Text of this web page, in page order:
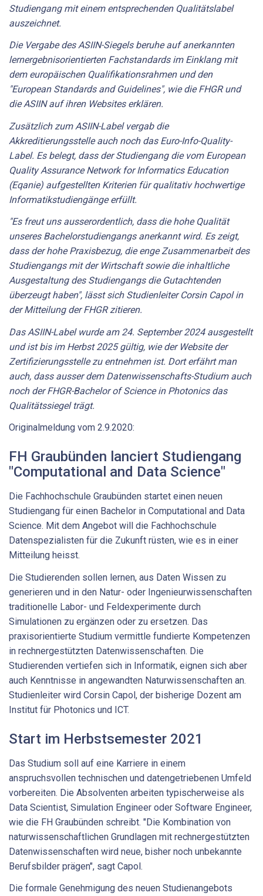
Studiengang mit einem entsprechenden Qualitätslabel
auszeichnet.
Die Vergabe des ASIIN-Siegels beruhe auf anerkannten
lernergebnisorientierten Fachstandards im Einklang mit
dem europäischen Qualifikationsrahmen und den
"European Standards and Guidelines", wie die FHGR und
die ASIIN auf ihren Websites erklären.
Zusätzlich zum ASIIN-Label vergab die
Akkreditierungsstelle auch noch das Euro-Info-Quality-
Label. Es belegt, dass der Studiengang die vom European
Quality Assurance Network for Informatics Education
(Eqanie) aufgestellten Kriterien für qualitativ hochwertige
Informatikstudiengänge erfüllt.
"Es freut uns ausserordentlich, dass die hohe Qualität
unseres Bachelorstudiengangs anerkannt wird. Es zeigt,
dass der hohe Praxisbezug, die enge Zusammenarbeit des
Studiengangs mit der Wirtschaft sowie die inhaltliche
Ausgestaltung des Studiengangs die Gutachtenden
überzeugt haben", lässt sich Studienleiter Corsin Capol in
der Mitteilung der FHGR zitieren.
Das ASIIN-Label wurde am 24. September 2024 ausgestellt
und ist bis im Herbst 2025 gültig, wie der Website der
Zertifizierungsstelle zu entnehmen ist. Dort erfährt man
auch, dass ausser dem Datenwissenschafts-Studium auch
noch der FHGR-Bachelor of Science in Photonics das
Qualitätssiegel trägt.
Originalmeldung vom 2.9.2020:
FH Graubünden lanciert Studiengang
"Computational and Data Science"
Die Fachhochschule Graubünden startet einen neuen
Studiengang für einen Bachelor in Computational and Data
Science. Mit dem Angebot will die Fachhochschule
Datenspezialisten für die Zukunft rüsten, wie es in einer
Mitteilung heisst.
Die Studierenden sollen lernen, aus Daten Wissen zu
generieren und in den Natur- oder Ingenieurwissenschaften
traditionelle Labor- und Feldexperimente durch
Simulationen zu ergänzen oder zu ersetzen. Das
praxisorientierte Studium vermittle fundierte Kompetenzen
in rechnergestützten Datenwissenschaften. Die
Studierenden vertiefen sich in Informatik, eignen sich aber
auch Kenntnisse in angewandten Naturwissenschaften an.
Studienleiter wird Corsin Capol, der bisherige Dozent am
Institut für Photonics und ICT.
Start im Herbstsemester 2021
Das Studium soll auf eine Karriere in einem
anspruchsvollen technischen und datengetriebenen Umfeld
vorbereiten. Die Absolventen arbeiten typischerweise als
Data Scientist, Simulation Engineer oder Software Engineer,
wie die FH Graubünden schreibt. "Die Kombination von
naturwissenschaftlichen Grundlagen mit rechnergestützten
Datenwissenschaften wird neue, bisher noch unbekannte
Berufsbilder prägen", sagt Capol.
Die formale Genehmigung des neuen Studienangebots